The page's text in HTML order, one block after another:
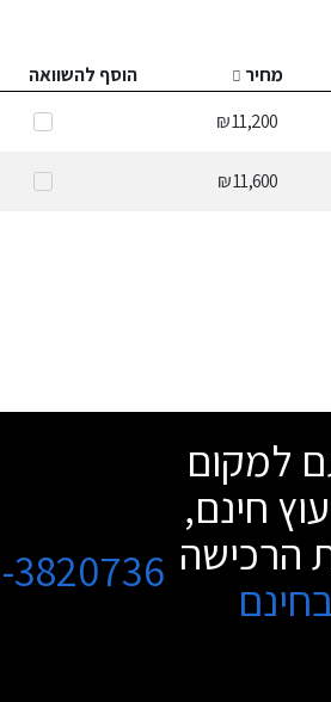
מחיר
הוסף להשוואה
11,200 ₪
11,600 ₪
למקום
חינם,
הרכישה 3820736